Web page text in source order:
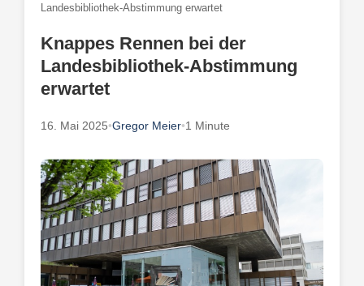
Landesbibliothek-Abstimmung erwartet
Knappes Rennen bei der
Landesbibliothek-Abstimmung
erwartet
16. Mai 2025•Gregor Meier•1 Minute